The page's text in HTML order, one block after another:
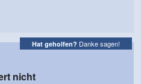
Hat geholfen? Danke sagen!
nicht